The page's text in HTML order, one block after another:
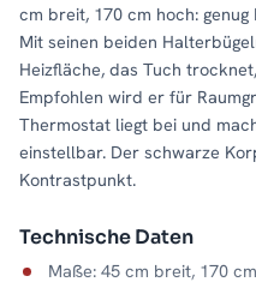
cm breit, 170 cm hoch:
Mit seinen beiden
Heizfläche, das Tuch
Empfohlen wird er für
Thermostat liegt bei und
einstellbar. Der schwarze
Kontrastpunkt.
Technische Daten
Maße: 45 cm breit, 170